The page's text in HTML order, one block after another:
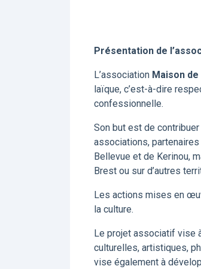
Présentation de
L’association Maison
laïque, c’est-à-dire
confessionnelle.
Son but est de
associations,
Bellevue et de Kerinou,
Brest ou sur d’autres
Les actions mises en
la culture.
Le projet associatif vise
culturelles, artistiques,
vise également à